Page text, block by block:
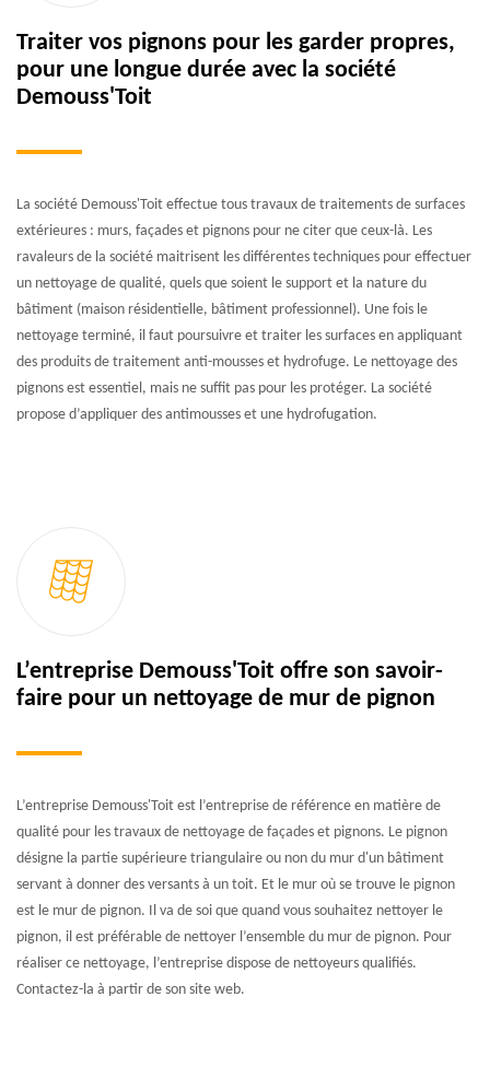
Traiter vos pignons pour les garder propres,
pour une longue durée avec la société
Demouss'Toit
La société Demouss'Toit effectue tous travaux de traitements de surfaces
extérieures : murs, façades et pignons pour ne citer que ceux-là. Les
ravaleurs de la société maitrisent les différentes techniques pour effectuer
un nettoyage de qualité, quels que soient le support et la nature du
bâtiment (maison résidentielle, bâtiment professionnel). Une fois le
nettoyage terminé, il faut poursuivre et traiter les surfaces en appliquant
des produits de traitement anti-mousses et hydrofuge. Le nettoyage des
pignons est essentiel, mais ne suffit pas pour les protéger. La société
propose d’appliquer des antimousses et une hydrofugation.
L’entreprise Demouss'Toit offre son savoir-
faire pour un nettoyage de mur de pignon
L’entreprise Demouss'Toit est l’entreprise de référence en matière de
qualité pour les travaux de nettoyage de façades et pignons. Le pignon
désigne la partie supérieure triangulaire ou non du mur d'un bâtiment
servant à donner des versants à un toit. Et le mur où se trouve le pignon
est le mur de pignon. Il va de soi que quand vous souhaitez nettoyer le
pignon, il est préférable de nettoyer l’ensemble du mur de pignon. Pour
réaliser ce nettoyage, l’entreprise dispose de nettoyeurs qualifiés.
Contactez-la à partir de son site web.